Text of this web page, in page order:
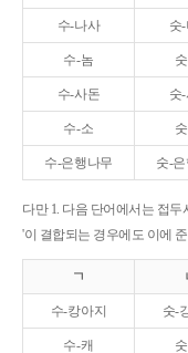
수-나사 숫
수-놈
수-사돈 숫
수-소
수-은행나무 숫-
다만 1. 다음 단어에서는 접
'이 결합되는 경우에도 이에
ㄱ
수-캉아지 숫-
수-캐